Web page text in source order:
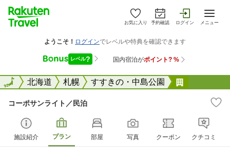
お気に入り 予約確認 ログイン メニュー
全国北海道 札幌 すすきの・中島公園
全国
コーポサンライト／民泊
施設紹介 プラン 部屋 写真 クーポン クチコミ